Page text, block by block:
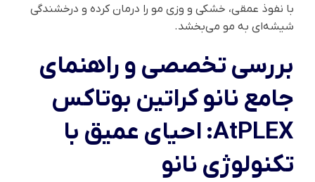
با نفوذ عمقی، خشکی و وزی مو را درمان کرده و درخشندگی
شیشه‌ای به مو می‌بخشد.
بررسی تخصصی و راهنمای
جامع نانو کراتین بوتاکس
AtPLEX: احیای عمیق با
تکنولوژی نانو